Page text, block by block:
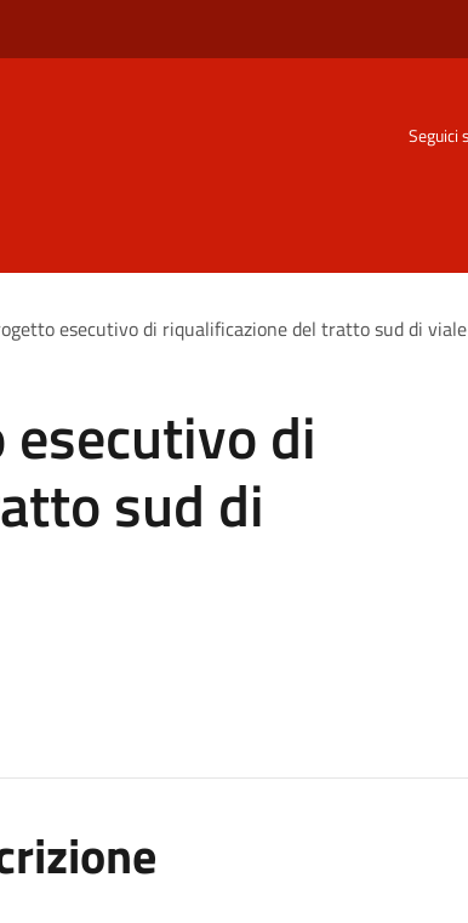
Seguici
esecutivo di riqualificazione del tratto sud di
di
sud di